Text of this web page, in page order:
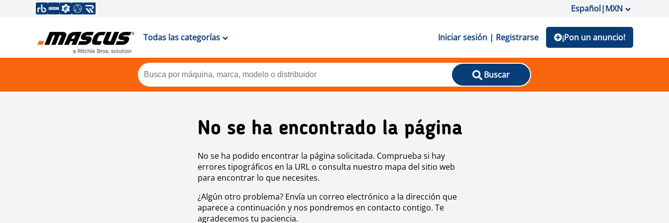
Español|MXN
Todas las categorías Iniciar sesión | Registrarse ¡Pon un anuncio!
Buscar
No se ha encontrado la página
No se ha podido encontrar la página solicitada. Comprueba si hay
errores tipográficos en la URL o consulta nuestro mapa del sitio web
para encontrar lo que necesites.
¿Algún otro problema? Envía un correo electrónico a la dirección que
aparece a continuación y nos pondremos en contacto contigo. Te
agradecemos tu paciencia.